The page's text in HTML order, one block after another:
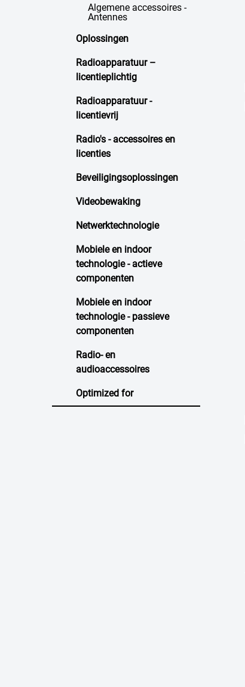
Algemene accessoires -
Antennes
Oplossingen
Radioapparatuur –
licentieplichtig
Radioapparatuur -
licentievrij
Radio's - accessoires en
licenties
Beveiligingsoplossingen
Videobewaking
Netwerktechnologie
Mobiele en indoor
technologie - actieve
componenten
Mobiele en indoor
technologie - passieve
componenten
Radio- en
audioaccessoires
Optimized for